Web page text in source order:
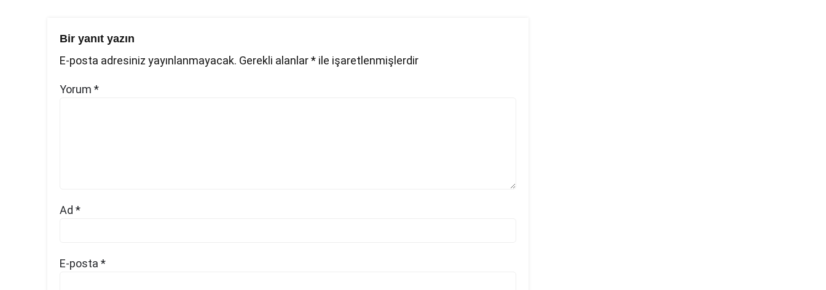
Bir yanıt yazın
E-posta adresiniz yayınlanmayacak. Gerekli alanlar* ile işaretlenmişlerdir
Yorum *
Ad *
E-posta *